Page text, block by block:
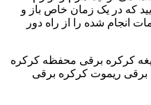
که در یک زمان خاص باز و
انجام شده را از راه دور
کرکره برقی محفظه کرکره
ریموت کرکره برقی